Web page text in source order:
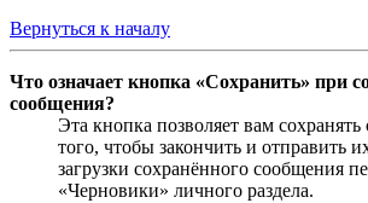
Вернуться к началу
Что означает кнопка «Сохранить» при
сообщения?
Эта кнопка позволяет вам
того, чтобы закончить и отправить
загрузки сохранённого сообщения
«Черновики» личного раздела.